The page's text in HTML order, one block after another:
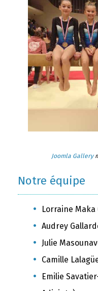
Joomla Gallery
Notre équipe
Lorraine
Audrey
Julie
Camille
Emilie